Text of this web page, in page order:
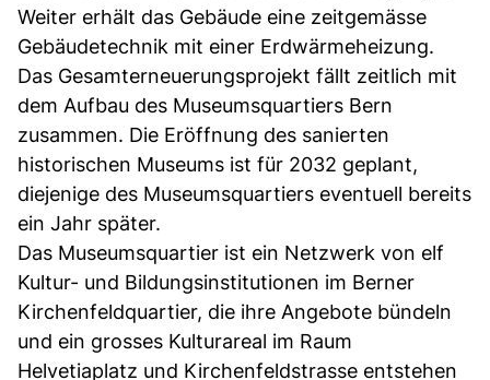
Weiter erhält das Gebäude eine zeitgemässe
Gebäudetechnik mit einer Erdwärmeheizung.
Das Gesamterneuerungsprojekt fällt zeitlich mit
dem Aufbau des Museumsquartiers Bern
zusammen. Die Eröffnung des sanierten
historischen Museums ist für 2032 geplant,
diejenige des Museumsquartiers eventuell bereits
ein Jahr später.
Das Museumsquartier ist ein Netzwerk von elf
Kultur- und Bildungsinstitutionen im Berner
Kirchenfeldquartier, die ihre Angebote bündeln
und ein grosses Kulturareal im Raum
Helvetiaplatz und Kirchenfeldstrasse entstehen